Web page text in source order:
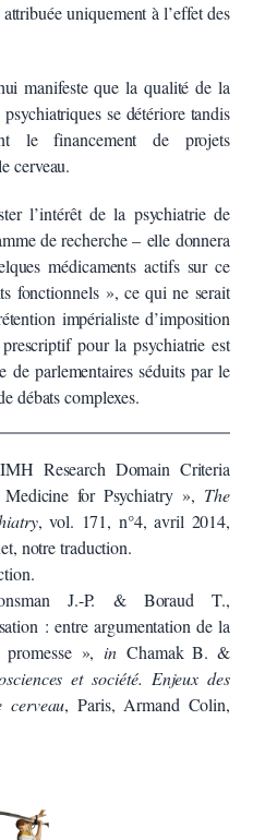
uniquement à l’effet des
manifeste que la qualité de la
se détériore tandis
le financement de projets
cerveau.
l’intérêt de la psychiatrie de
de recherche – elle donnera
médicaments actifs sur ce
fonctionnels », ce qui ne serait
impérialiste d’imposition
pour la psychiatrie est
de parlementaires séduits par le
débats complexes.
Research Domain Criteria
for Psychiatry », The
, vol. 171, n°4, avril 2014,
notre traduction.
J.-P. & Boraud T.,
: entre argumentation de la
promesse »,in Chamak B. &
et société. Enjeux des
cerveau, Paris, Armand Colin,